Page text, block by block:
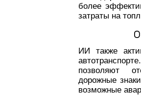
более
затраты на
ИИ также
позволяют
дорожные
возможные